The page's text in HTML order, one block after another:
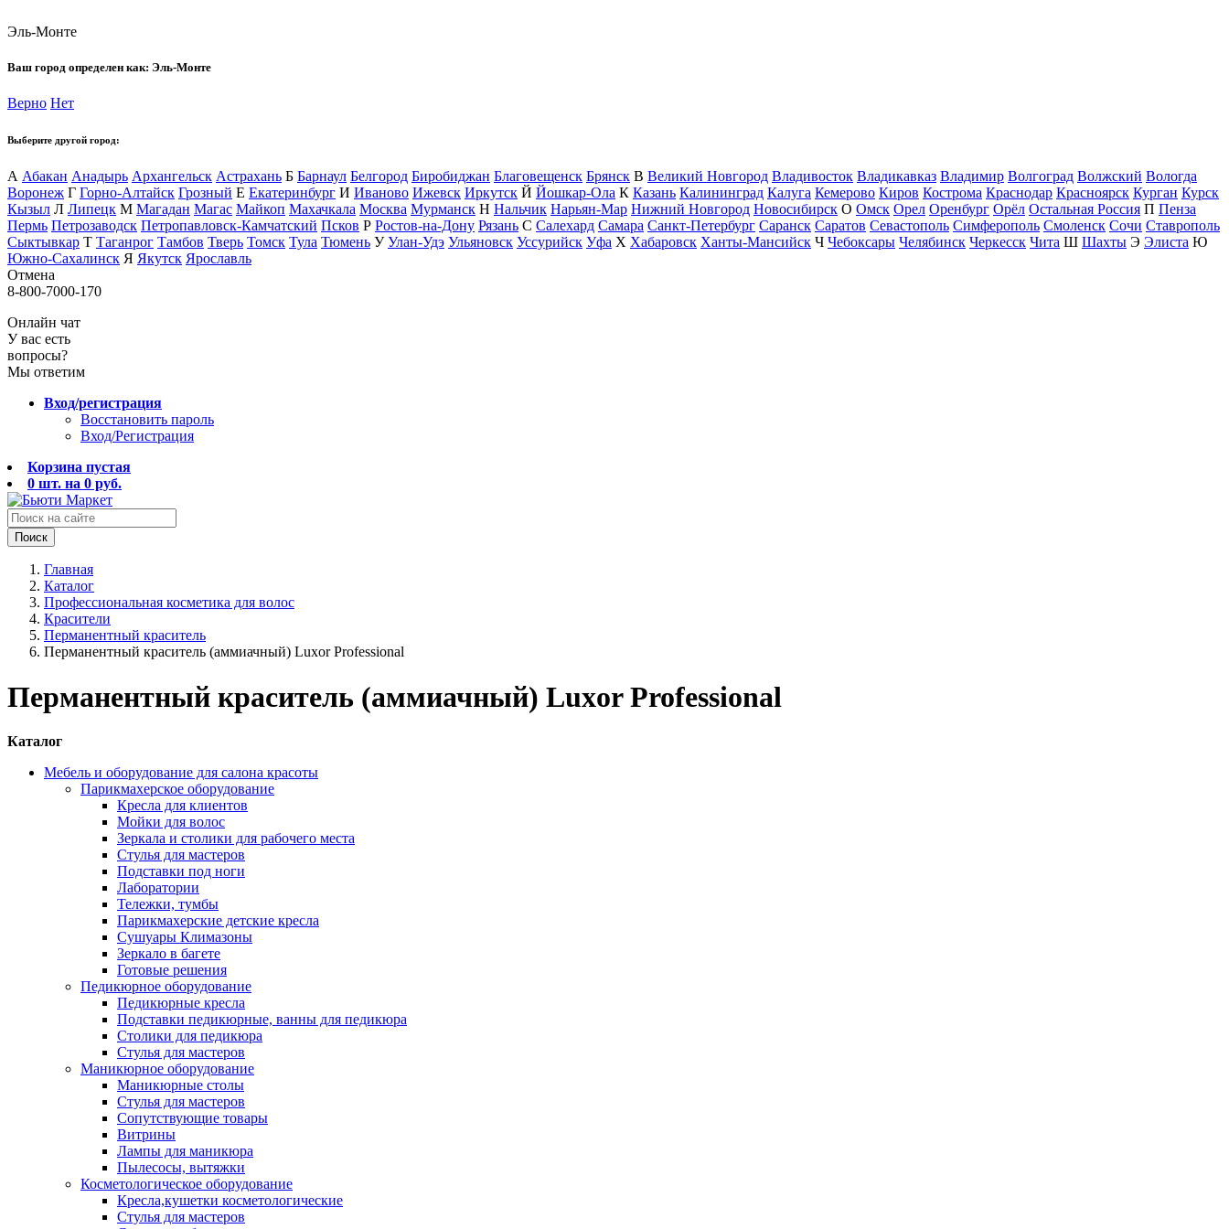
Эль-Монте
Ваш город определен как: Эль-Монте
Верно Нет
Выберите другой город:
А Абакан Анадырь Архангельск Астрахань Б Барнаул Белгород Биробиджан Благовещенск Брянск В Великий Новгород Владивосток Владикавказ Владимир Волгоград Волжский Вологда
Воронеж Г Горно-Алтайск Грозный Е Екатеринбург И Иваново Ижевск Иркутск Й Йошкар-Ола К Казань Калининград Калуга Кемерово Киров Кострома Краснодар Красноярск Курган Курск
Кызыл Л Липецк М Магадан Магас Майкоп Махачкала Москва Мурманск Н Нальчик Нарьян-Мар Нижний Новгород Новосибирск О Омск Орел Оренбург Орёл Остальная Россия П Пенза
Пермь Петрозаводск Петропавловск-Камчатский Псков Р Ростов-на-Дону Рязань С Салехард Самара Санкт-Петербург Саранск Саратов Севастополь Симферополь Смоленск Сочи Ставрополь
Сыктывкар Т Таганрог Тамбов Тверь Томск Тула Тюмень У Улан-Удэ Ульяновск Уссурийск Уфа Х Хабаровск Ханты-Мансийск Ч Чебоксары Челябинск Черкесск Чита Ш Шахты Э Элиста Ю
Южно-Сахалинск Я Якутск Ярославль
Отмена
8-800-7000-170
Онлайн чат
У вас есть
вопросы?
Мы ответим
Вход/регистрация
Восстановить пароль
Вход/Регистрация
Корзина пустая
0 шт. на 0 руб.
Поиск
Главная
Каталог
Профессиональная косметика для волос
Красители
Перманентный краситель
Перманентный краситель (аммиачный) Luxor Professional
Перманентный краситель (аммиачный) Luxor Professional
Каталог
Мебель и оборудование для салона красоты
Парикмахерское оборудование
Кресла для клиентов
Мойки для волос
Зеркала и столики для рабочего места
Стулья для мастеров
Подставки под ноги
Лаборатории
Тележки, тумбы
Парикмахерские детские кресла
Сушуары Климазоны
Зеркало в багете
Готовые решения
Педикюрное оборудование
Педикюрные кресла
Подставки педикюрные, ванны для педикюра
Столики для педикюра
Стулья для мастеров
Маникюрное оборудование
Маникюрные столы
Стулья для мастеров
Сопутствующие товары
Витрины
Лампы для маникюра
Пылесосы, вытяжки
Косметологическое оборудование
Кресла,кушетки косметологические
Стулья для мастеров